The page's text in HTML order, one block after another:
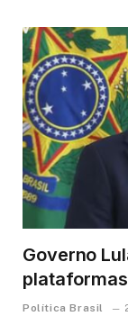
Governo
Política Brasil